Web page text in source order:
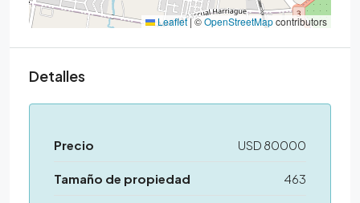
Leaflet |©OpenStreetMapcontributors
Detalles
Precio USD 80000
Tamaño de propiedad 463